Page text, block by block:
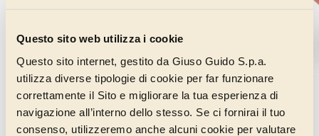
Questo sito web utilizza i cookie
Questo sito internet, gestito da Giuso Guido S.p.a.
utilizza diverse tipologie di cookie per far funzionare
correttamente il Sito e migliorare la tua esperienza di
navigazione all’interno dello stesso. Se ci fornirai il tuo
consenso, utilizzeremo anche alcuni cookie per valutare